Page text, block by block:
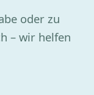
oder zu
– wir helfen